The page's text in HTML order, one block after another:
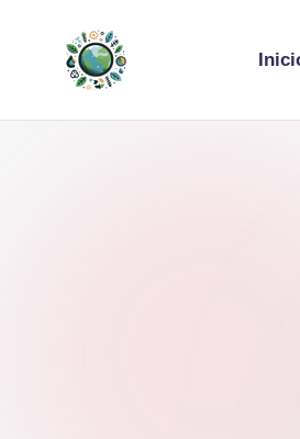
content